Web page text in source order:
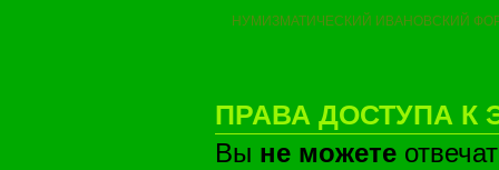
НУМИЗМАТИЧЕСКИЙ ИВАНОВСКИЙ
ПРАВА ДОСТУПА К
Вы не можете